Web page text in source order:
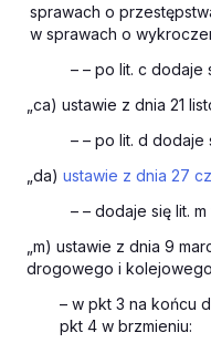
sprawach o
w sprawach o
– – po lit. c dodaje
„ca) ustawie z dnia 21
– – po lit. d dodaje
„da) ustawie z dnia 27
– – dodaje się lit.
„m) ustawie z dnia 9
drogowego i
– w pkt 3 na końcu
pkt 4 w brzmieniu: